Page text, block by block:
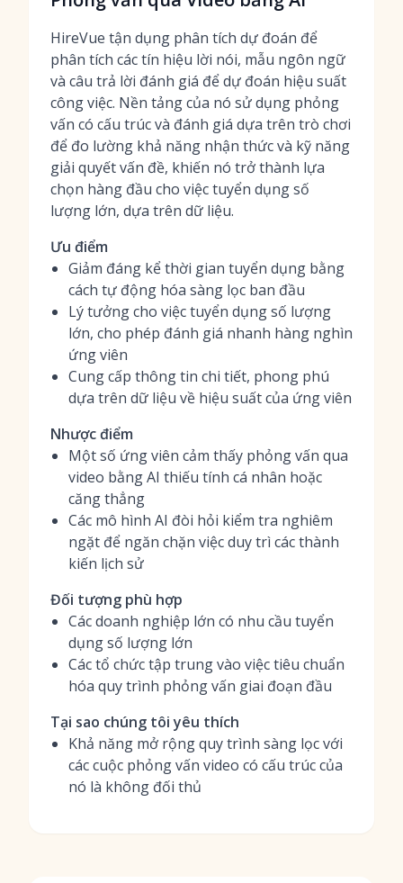
HireVue tận dụng phân tích dự đoán để
phân tích các tín hiệu lời nói, mẫu ngôn ngữ
và câu trả lời đánh giá để dự đoán hiệu suất
công việc. Nền tảng của nó sử dụng phỏng
vấn có cấu trúc và đánh giá dựa trên trò chơi
để đo lường khả năng nhận thức và kỹ năng
giải quyết vấn đề, khiến nó trở thành lựa
chọn hàng đầu cho việc tuyển dụng số
lượng lớn, dựa trên dữ liệu.
Ưu điểm
Giảm đáng kể thời gian tuyển dụng bằng
cách tự động hóa sàng lọc ban đầu
Lý tưởng cho việc tuyển dụng số lượng
lớn, cho phép đánh giá nhanh hàng nghìn
ứng viên
Cung cấp thông tin chi tiết, phong phú
dựa trên dữ liệu về hiệu suất của ứng viên
Nhược điểm
Một số ứng viên cảm thấy phỏng vấn qua
video bằng AI thiếu tính cá nhân hoặc
căng thẳng
Các mô hình AI đòi hỏi kiểm tra nghiêm
ngặt để ngăn chặn việc duy trì các thành
kiến lịch sử
Đối tượng phù hợp
Các doanh nghiệp lớn có nhu cầu tuyển
dụng số lượng lớn
Các tổ chức tập trung vào việc tiêu chuẩn
hóa quy trình phỏng vấn giai đoạn đầu
Tại sao chúng tôi yêu thích
Khả năng mở rộng quy trình sàng lọc với
các cuộc phỏng vấn video có cấu trúc của
nó là không đối thủ